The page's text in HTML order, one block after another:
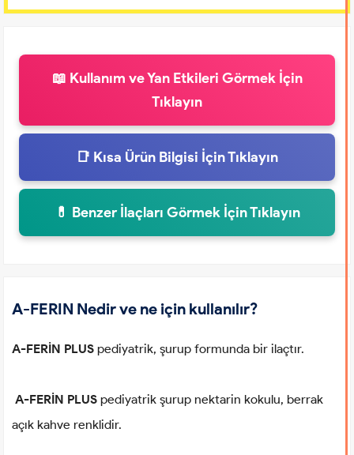
📖 Kullanım ve Yan Etkileri Görmek İçin
Tıklayın
📑 Kısa Ürün Bilgisi İçin Tıklayın
💊 Benzer İlaçları Görmek İçin Tıklayın
A-FERIN Nedir ve ne için kullanılır?
A-FERİN PLUS pediyatrik, şurup formunda bir ilaçtır.
A-FERİN PLUS pediyatrik şurup nektarin kokulu, berrak
açık kahve renklidir.